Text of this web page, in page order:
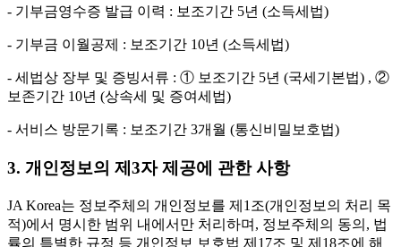
- 기부금영수증 발급 이력 : 보조기간 5년 (소득세법)
- 기부금 이월공제 : 보조기간 10년 (소득세법)
- 세법상 장부 및 증빙서류 : ① 보조기간 5년 (국세기본법) , ②
보존기간 10년 (상속세 및 증여세법)
- 서비스 방문기록 : 보조기간 3개월 (통신비밀보호법)
3. 개인정보의 제3자 제공에 관한 사항
JA Korea는 정보주체의 개인정보를 제1조(개인정보의 처리 목
적)에서 명시한 범위 내에서만 처리하며, 정보주체의 동의, 법
률의 특별한 규정 등 개인정보 보호법 제17조 및 제18조에 해